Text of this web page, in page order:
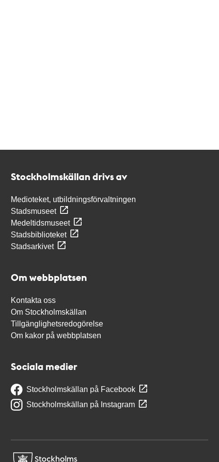
Stockholmskällan drivs av
Medioteket, utbildningsförvaltningen
Stadsmuseet
Medeltidsmuseet
Stadsbiblioteket
Stadsarkivet
Om webbplatsen
Kontakta oss
Om Stockholmskällan
Tillgänglighetsredogörelse
Om kakor på webbplatsen
Sociala medier
Stockholmskällan på Facebook
Stockholmskällan på Instagram